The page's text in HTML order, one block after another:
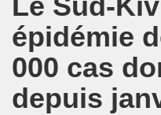
épidémie
000 cas
depuis